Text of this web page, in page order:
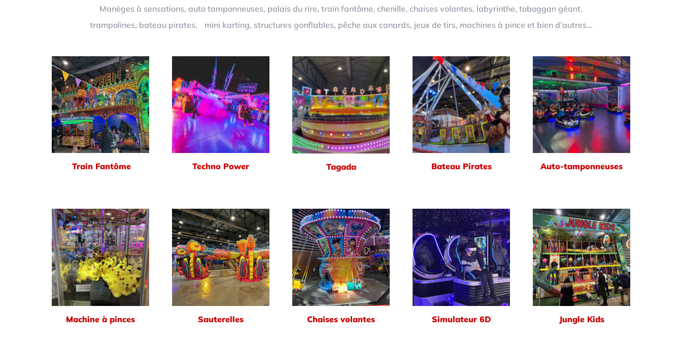
Manèges à sensations, auto tamponneuses, palais du rire, train fantôme, chenille, chaises volantes, labyrinthe, toboggan géant,
trampolines, bateau pirates, mini karting, structures gonflables, pêche aux canards, jeux de tirs, machines à pince et bien d’autres…
Train Fantôme Techno Power Tagada Bateau Pirates Auto-tamponneuses
Machine à pinces Sauterelles Chaises volantes Simulateur 6D Jungle Kids